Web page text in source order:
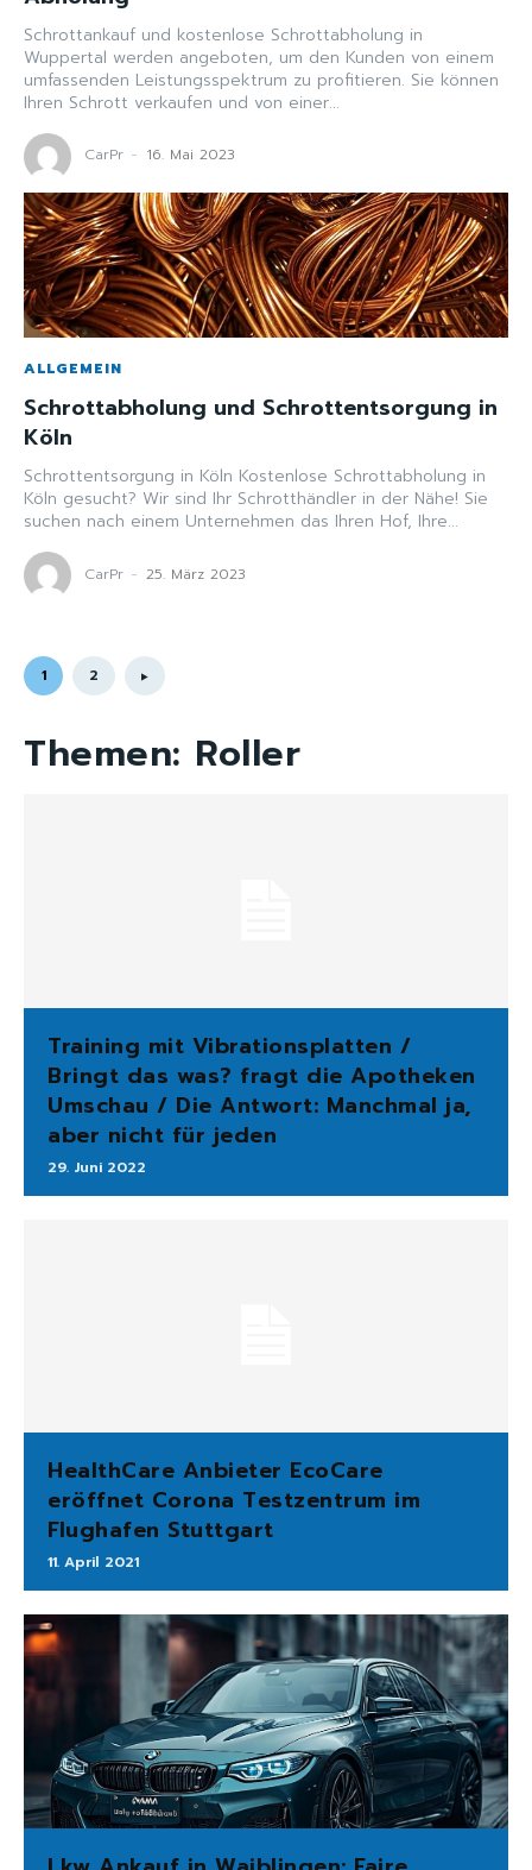
Schrottankauf und kostenlose Schrottabholung in
Wuppertal werden angeboten, um den Kunden von einem
umfassenden Leistungsspektrum zu profitieren. Sie können
Ihren Schrott verkaufen und von einer...
CarPr - 16. Mai 2023
ALLGEMEIN
Schrottabholung und Schrottentsorgung in
Köln
Schrottentsorgung in Köln Kostenlose Schrottabholung in
Köln gesucht? Wir sind Ihr Schrotthändler in der Nähe! Sie
suchen nach einem Unternehmen das Ihren Hof, Ihre...
CarPr - 25. März 2023
1 2
Themen: Roller
Training mit Vibrationsplatten /
Bringt das was? fragt die Apotheken
Umschau / Die Antwort: Manchmal ja,
aber nicht für jeden
29. Juni 2022
HealthCare Anbieter EcoCare
eröffnet Corona Testzentrum im
Flughafen Stuttgart
11. April 2021